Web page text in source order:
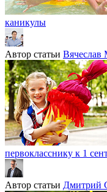
каникулы
Автор статьи Вячеслав
первокласснику к 1
Автор статьи Дмитрий